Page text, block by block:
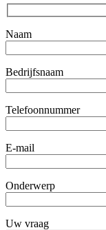
Naam
Bedrijfsnaam
Telefoonnummer
E-mail
Onderwerp
Uw vraag